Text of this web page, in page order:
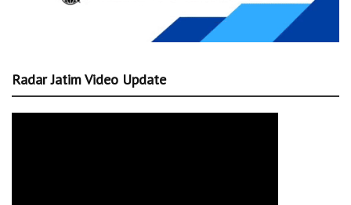
Radar Jatim Video Update